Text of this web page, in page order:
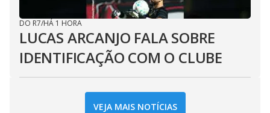
DO R7/HÁ 1 HORA
LUCAS ARCANJO FALA SOBRE
IDENTIFICAÇÃO COM O CLUBE
VEJA MAIS NOTÍCIAS